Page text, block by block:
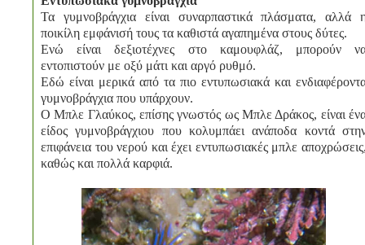
Τα γυμνοβράγχια είναι συναρπαστικά πλάσματα, αλλά
ποικίλη εμφάνισή τους τα καθιστά αγαπημένα στους δύτες.
Ενώ είναι δεξιοτέχνες στο καμουφλάζ, μπορούν
εντοπιστούν με οξύ μάτι και αργό ρυθμό.
Εδώ είναι μερικά από τα πιο εντυπωσιακά και
γυμνοβράγχια που υπάρχουν.
Ο Μπλε Γλαύκος, επίσης γνωστός ως Μπλε Δράκος, είναι
είδος γυμνοβράγχιου που κολυμπάει ανάποδα κοντά
επιφάνεια του νερού και έχει εντυπωσιακές μπλε
καθώς και πολλά καρφιά.